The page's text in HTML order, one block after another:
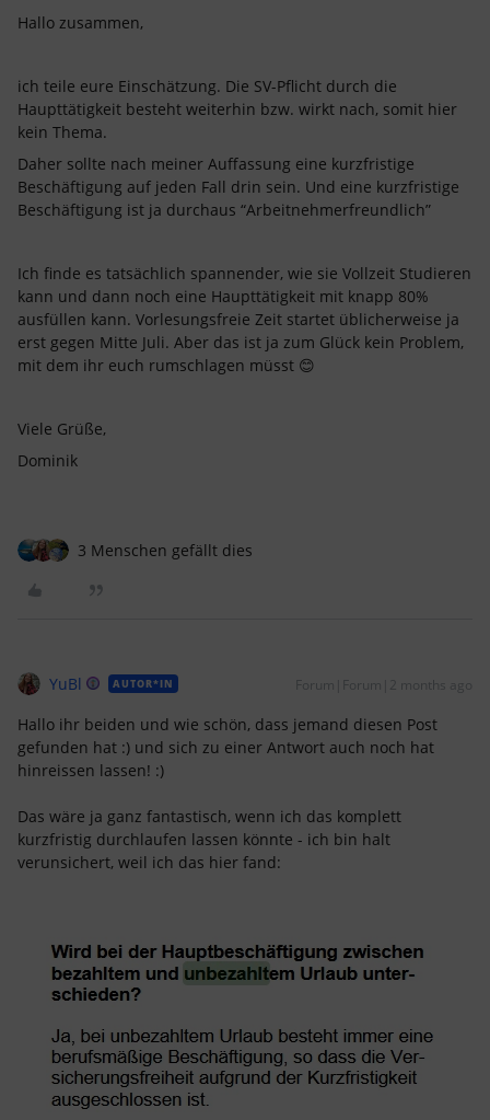
Hallo zusammen,
ich teile eure Einschätzung. Die SV-Pflicht durch die
Haupttätigkeit besteht weiterhin bzw. wirkt nach, somit hier
kein Thema.
Daher sollte nach meiner Auffassung eine kurzfristige
Beschäftigung auf jeden Fall drin sein. Und eine kurzfristige
Beschäftigung ist ja durchaus “Arbeitnehmerfreundlich”
Ich finde es tatsächlich spannender, wie sie Vollzeit Studieren
kann und dann noch eine Haupttätigkeit mit knapp 80%
ausfüllen kann. Vorlesungsfreie Zeit startet üblicherweise ja
erst gegen Mitte Juli. Aber das ist ja zum Glück kein Problem,
mit dem ihr euch rumschlagen müsst 😊
Viele Grüße,
Dominik
3 Menschen gefällt dies
YuBl AUTOR*IN Forum|Forum|2 months ago
Hallo ihr beiden und wie schön, dass jemand diesen Post
gefunden hat :) und sich zu einer Antwort auch noch hat
hinreissen lassen! :)
Das wäre ja ganz fantastisch, wenn ich das komplett
kurzfristig durchlaufen lassen könnte - ich bin halt
verunsichert, weil ich das hier fand: